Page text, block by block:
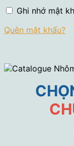
Ghi nhớ mật
Quên mật khẩu?